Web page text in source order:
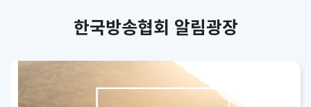
한국방송협회 알림광장